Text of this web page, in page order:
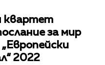
квартет
за мир
2022